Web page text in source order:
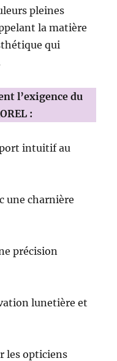
pleines
la matière
qui
l’exigence du
:
intuitif au
une charnière
précision
lunetière et
les opticiens